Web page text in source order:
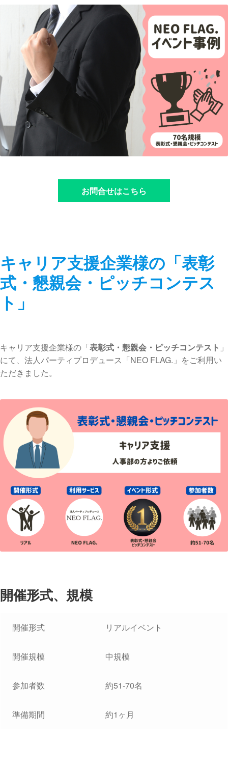
お問合せはこちら
キャリア支援企業様の「表彰
式・懇親会・ピッチコンテス
ト」
キャリア支援企業様の「表彰式・懇親会・ピッチコンテスト 」
にて、法人パーティプロデュース「NEO FLAG.」をご利用い
ただきました。
開催形式、規模
開催形式 リアルイベント
開催規模 中規模
参加者数 約51-70名
準備期間 約1ヶ月